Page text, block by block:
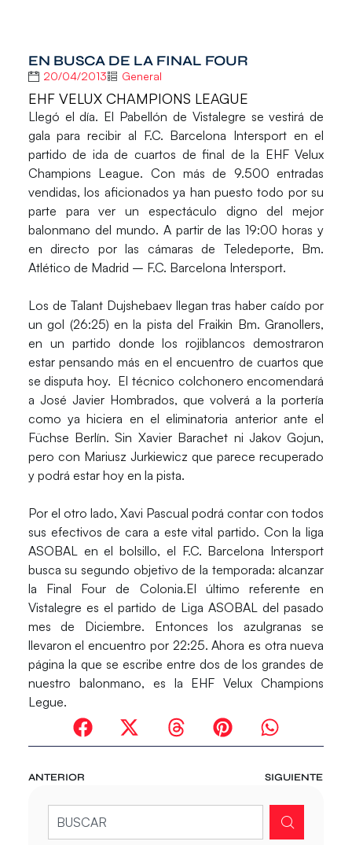
EN BUSCA DE LA FINAL FOUR
20/04/2013 General
EHF VELUX CHAMPIONS LEAGUE
Llegó el día. El Pabellón de Vistalegre se vestirá de
gala para recibir al F.C. Barcelona Intersport en el
partido de ida de cuartos de final de la EHF Velux
Champions League. Con más de 9.500 entradas
vendidas, los aficionados ya han puesto todo por su
parte para ver un espectáculo digno del mejor
balonmano del mundo. A partir de las19:00 horas y
en directo por las cámaras de Teledeporte, Bm.
Atlético de Madrid – F.C. Barcelona Intersport.
Los de Talant Dujshebaev llegan tras haber caído por
un gol (26:25) en la pista del Fraikin Bm. Granollers,
en un partido donde los rojiblancos demostraron
estar pensando más en el encuentro de cuartos que
se disputa hoy. El técnico colchonero encomendará
a José Javier Hombrados, que volverá a la portería
como ya hiciera en el eliminatoria anterior ante el
Füchse Berlín. Sin Xavier Barachet ni Jakov Gojun,
pero con Mariusz Jurkiewicz que parece recuperado
y podrá estar hoy en la pista.
Por el otro lado, Xavi Pascual podrá contar con todos
sus efectivos de cara a este vital partido. Con laliga
ASOBAL en el bolsillo, el F.C. Barcelona Intersport
busca su segundo objetivo de la temporada: alcanzar
la Final Four de Colonia.El último referente en
Vistalegre es el partido de Liga ASOBAL del pasado
mes de Diciembre. Entonces los azulgranas se
llevaron el encuentro por 22:25. Ahora es otra nueva
página la que se escribe entre dos de los grandes de
nuestro balonmano, es la EHF Velux Champions
Legue.
ANTERIOR SIGUIENTE